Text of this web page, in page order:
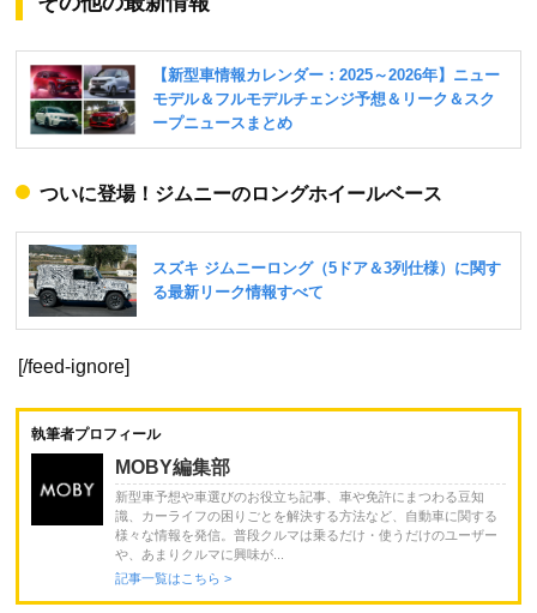
ついに登場！ジムニーのロングホイールベース
[/feed-ignore]
執筆者プロフィール
MOBY編集部
新型車予想や車選びのお役立ち記事、車や免許にまつわる豆知
識、カーライフの困りごとを解決する方法など、自動車に関する
様々な情報を発信。普段クルマは乗るだけ・使うだけのユーザー
や、あまりクルマに興味が...
記事一覧はこちら >